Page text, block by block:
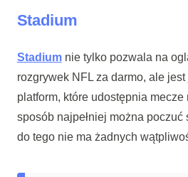
Stadium
Stadiumnie tylko pozwala na
rozgrywek NFL za darmo, ale
platform, które udostępnia mecze
sposób najpełniej można poczuć
do tego nie ma żadnych